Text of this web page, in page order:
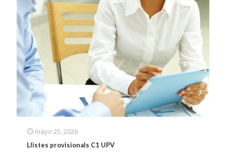
mayo 25, 2026
Llistes provisionals C1 UPV